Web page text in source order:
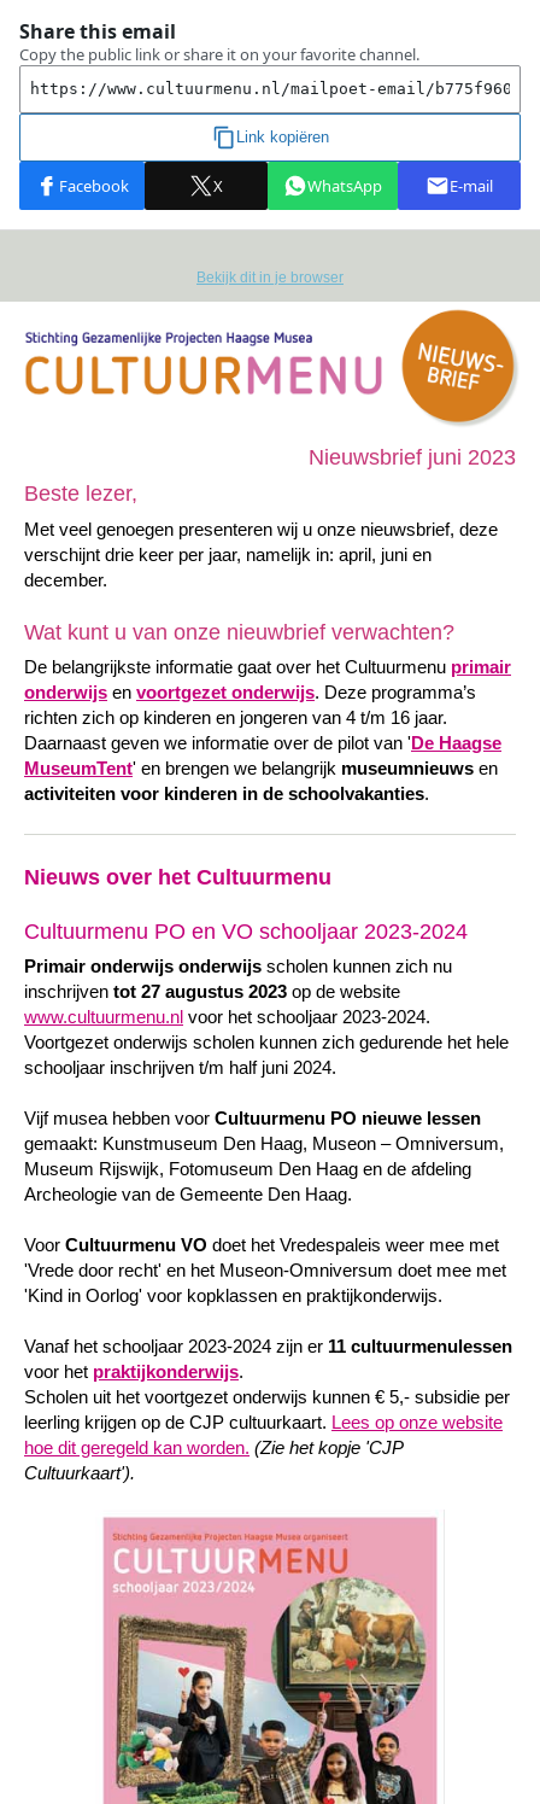
Bekijk dit in je browser
Nieuwsbrief juni 2023
Beste lezer,
Met veel genoegen presenteren wij u onze nieuwsbrief, deze
verschijnt drie keer per jaar, namelijk in: april, juni en
december.
Wat kunt u van onze nieuwbrief verwachten?
De belangrijkste informatie gaat over het Cultuurmenu primair
onderwijs en voortgezet onderwijs. Deze programma’s
richten zich op kinderen en jongeren van 4 t/m 16 jaar.
Daarnaast geven we informatie over de pilot van 'De Haagse
MuseumTent' en brengen we belangrijk museumnieuws en
activiteiten voor kinderen in de schoolvakanties.
Nieuws over het Cultuurmenu
Cultuurmenu PO en VO schooljaar 2023-2024
Primair onderwijs onderwijs scholen kunnen zich nu
inschrijven tot 27 augustus 2023 op de website
www.cultuurmenu.nl voor het schooljaar 2023-2024.
Voortgezet onderwijs scholen kunnen zich gedurende het hele
schooljaar inschrijven t/m half juni 2024.
Vijf musea hebben voor Cultuurmenu PO nieuwe lessen
gemaakt: Kunstmuseum Den Haag, Museon – Omniversum,
Museum Rijswijk, Fotomuseum Den Haag en de afdeling
Archeologie van de Gemeente Den Haag.
Voor Cultuurmenu VO doet het Vredespaleis weer mee met
'Vrede door recht' en het Museon-Omniversum doet mee met
'Kind in Oorlog' voor kopklassen en praktijkonderwijs.
Vanaf het schooljaar 2023-2024 zijn er 11 cultuurmenulessen
voor het praktijkonderwijs.
Scholen uit het voortgezet onderwijs kunnen € 5,- subsidie per
leerling krijgen op de CJP cultuurkaart. Lees op onze website
hoe dit geregeld kan worden. (Zie het kopje 'CJP
Cultuurkaart').